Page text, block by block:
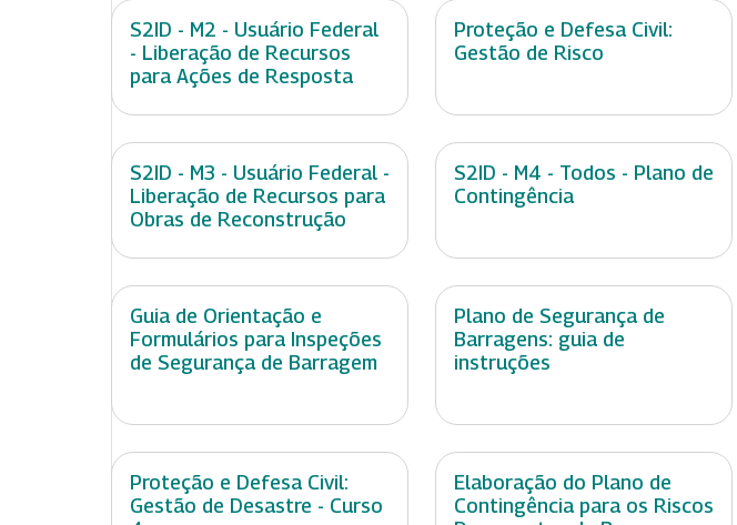
S2ID - M2 - Usuário Federal
- Liberação de Recursos
para Ações de Resposta
Proteção e Defesa Civil:
Gestão de Risco
S2ID - M3 - Usuário Federal -
Liberação de Recursos para
Obras de Reconstrução
S2ID - M4 - Todos - Plano de
Contingência
Guia de Orientação e
Formulários para Inspeções
de Segurança de Barragem
Plano de Segurança de
Barragens: guia de
instruções
Proteção e Defesa Civil:
Gestão de Desastre - Curso
Elaboração do Plano de
Contingência para os Riscos